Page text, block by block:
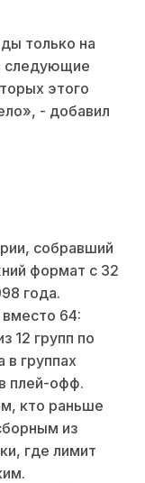
только на
следующие
этого
- добавил
собравший
формат с 32
года.
64:
12 групп по
группах
плей-офф.
кто раньше
из
где лимит